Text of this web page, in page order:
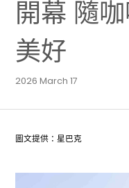
開幕 隨
美好
2026 March 17
圖文提供：星巴克